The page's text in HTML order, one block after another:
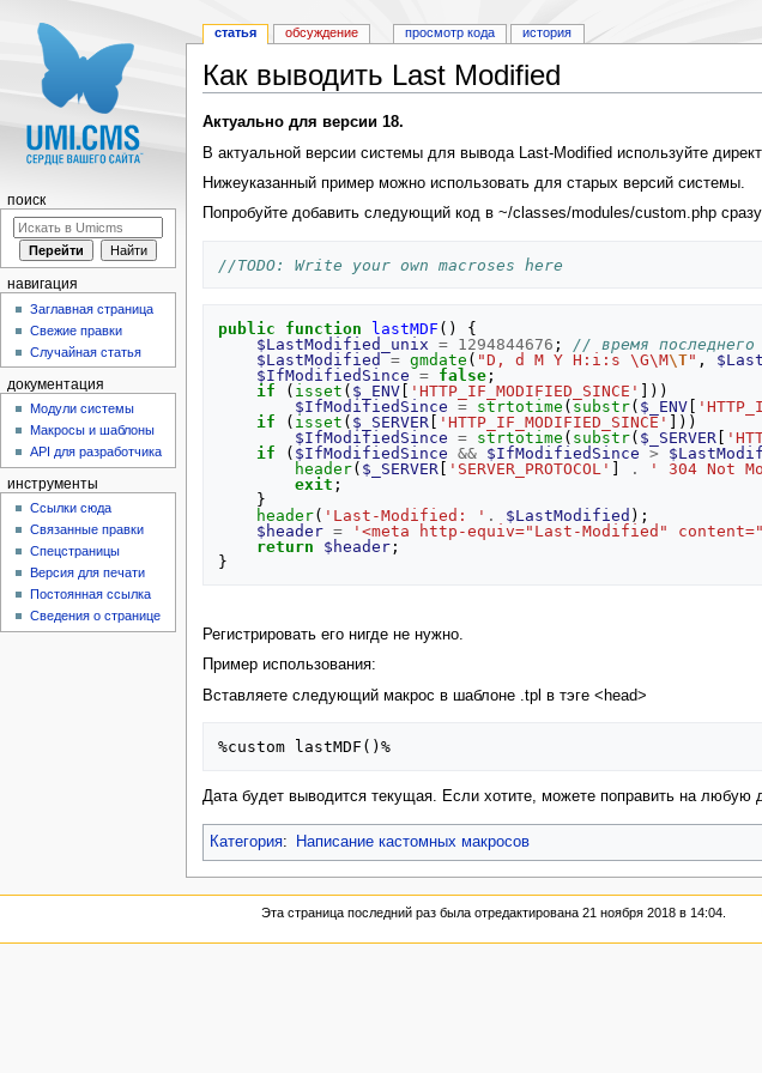
Как выводить Last Modified
Актуально для версии 18.
В актуальной версии системы для вывода Last-Modified используйте
Нижеуказанный пример можно использовать для старых версий системы.
Попробуйте добавить следующий код в ~/classes/modules/custom.php
//TODO: Write your own macroses here
public function lastMDF ()
{
$LastModified_unix
= 1294844676 ;
// время последнего
$LastModified = gmdate ( "D, d M Y H:i:s \G\M\T" ,
$IfModifiedSince
= false ;
if
( isset ( $_ENV [ 'HTTP_IF_MODIFIED_SINCE' ]))
$IfModifiedSince
= strtotime (substr( $_ENV [
if
( isset ( $_SERVER [ 'HTTP_IF_MODIFIED_SINCE' ]))
$IfModifiedSince
= strtotime ( substr( $_SERVER [
if
( $IfModifiedSince && $IfModifiedSince >
header( $_SERVER [ 'SERVER_PROTOCOL' ] . ' 304 Not
exit ;
}
header( 'Last-Modified: ' . $LastModified );
$header = '<meta http-equiv="Last-Modified"
return
$header ;
}
Регистрировать его нигде не нужно.
Пример использования:
Вставляете следующий макрос в шаблоне .tpl в тэге <head>
Дата будет выводится текущая. Если хотите, можете поправить на любую
Категория: Написание кастомных макросов
статья обсуждение просмотр кода история
поиск
навигация
Заглавная страница
Свежие правки
Случайная статья
документация
Модули системы
Макросы и шаблоны
API для разработчика
инструменты
Ссылки сюда
Связанные правки
Спецстраницы
Версия для печати
Постоянная ссылка
Сведения о странице
Эта страница последний раз была отредактирована 21 ноября 2018 в 14:04.